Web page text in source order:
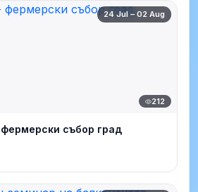
24 Jul – 02 Aug
212
събор град